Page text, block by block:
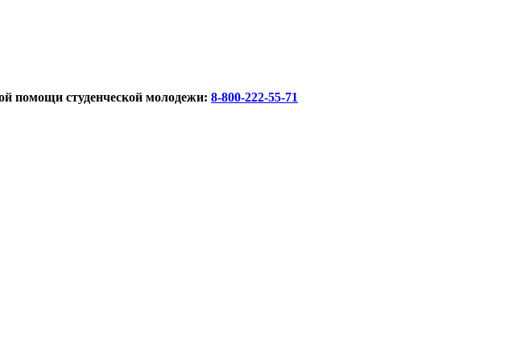
помощи студенческой молодежи: 8-800-222-55-71